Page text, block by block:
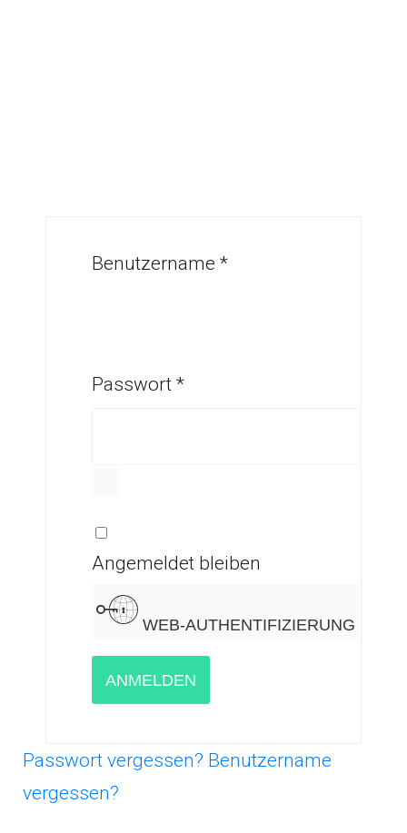
Benutzername *
Passwort *
Angemeldet bleiben
WEB-AUTHENTIFIZIERUNG
ANMELDEN
Passwort vergessen? Benutzername
vergessen?